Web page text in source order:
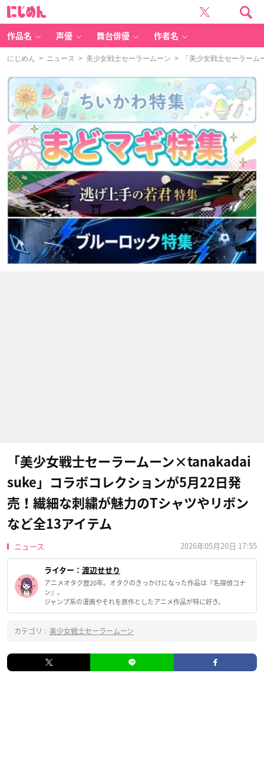
作品名 声優 舞台俳優 作者名
にじめん > ニュース > 美少女戦士セーラームーン > 「美少女戦士セーラーム
「美少女戦士セーラームーン×tanakadai
suke」コラボコレクションが5月22日発
売！繊細な刺繍が魅力のTシャツやリボン
など全13アイテム
ニュース 2026年05月20日 17:55
ライター： 渡辺せせり
アニメオタク歴20年。オタクのきっかけになった作品は『名探偵コナ
ン』。
ジャンプ系の漫画やそれを原作としたアニメ作品が特に好き。
カテゴリ : 美少女戦士セーラームーン